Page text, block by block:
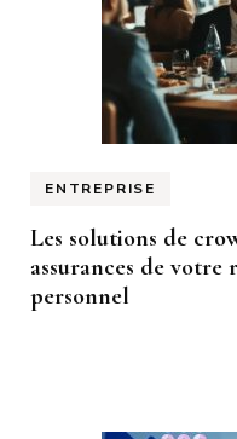
ENTREPRISE
Les solutions de
assurances de votre
personnel